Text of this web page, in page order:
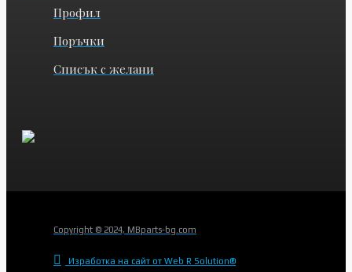
Профил
Поръчки
Списък с желани
Copyright © 2024, MBparts-bg.com
Изработка на сайт от Web R Solution®